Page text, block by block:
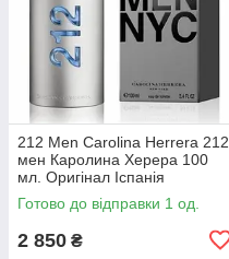
212 Men Carolina Herrera 212
мен Каролина Херера 100
мл. Оригінал Іспанія
Готово до відправки 1 од.
2 850 ₴